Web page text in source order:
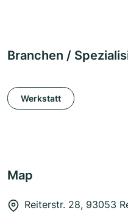
Branchen /
Werkstatt
Map
Reiterstr. 28, 93053